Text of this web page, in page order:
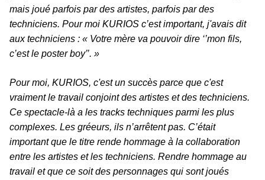
mais joué parfois par des artistes, parfois par des
techniciens. Pour moi KURIOS c’est important, j'avais dit
aux techniciens : « Votre mère va pouvoir dire ‘’mon fils,
c’est le poster boy’’. »
Pour moi, KURIOS, c'est un succès parce que c'est
vraiment le travail conjoint des artistes et des techniciens.
Ce spectacle-là a les tracks techniques parmi les plus
complexes. Les gréeurs, ils n’arrêtent pas. C’était
important que le titre rende hommage à la collaboration
entre les artistes et les techniciens. Rendre hommage au
travail et que ce soit des personnages qui sont joués